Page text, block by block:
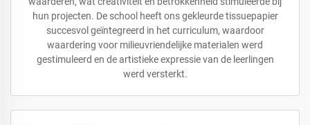
hun projecten. De school heeft ons gekleurde tissuepapier
succesvol geïntegreerd in het curriculum, waardoor
waardering voor milieuvriendelijke materialen werd
gestimuleerd en de artistieke expressie van de leerlingen
werd versterkt.